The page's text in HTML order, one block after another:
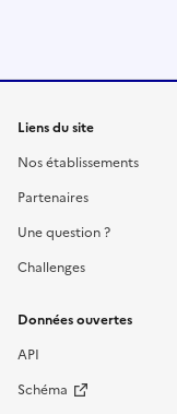
Liens du site
Nos établissements
Partenaires
Une question ?
Challenges
Données ouvertes
API
Schéma